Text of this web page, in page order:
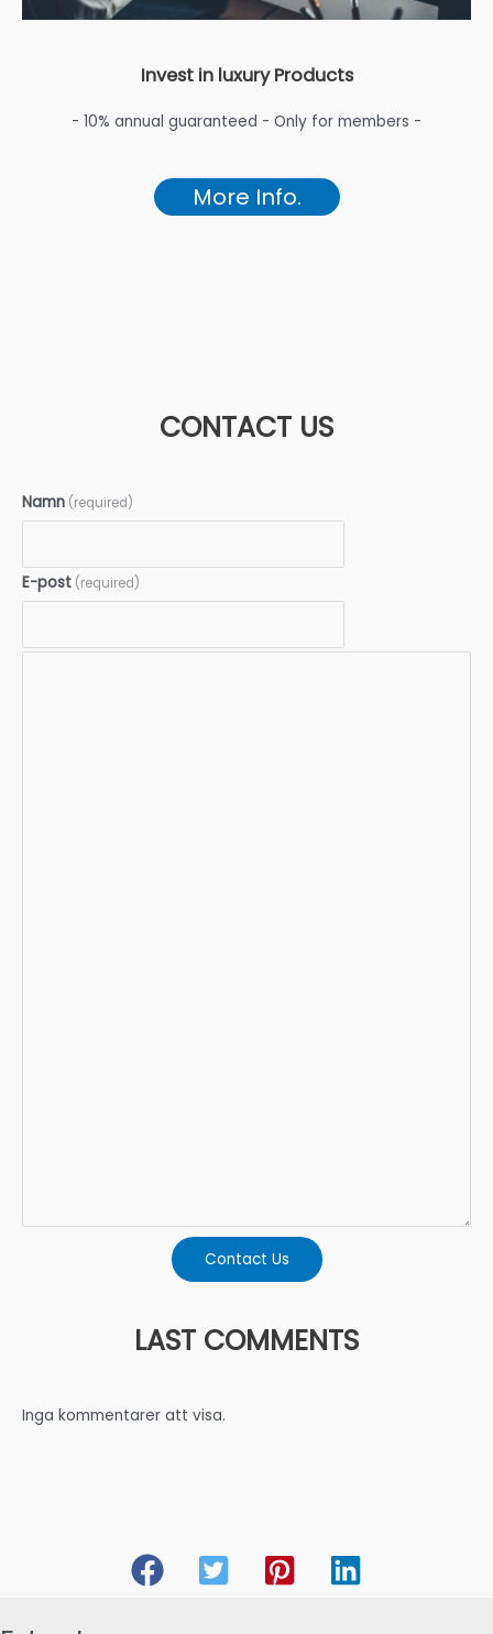
Invest in luxury Products
- 10% annual guaranteed - Only for members -
More Info.
CONTACT US
Namn (required)
E-post (required)
Contact Us
LAST COMMENTS
Inga kommentarer att visa.